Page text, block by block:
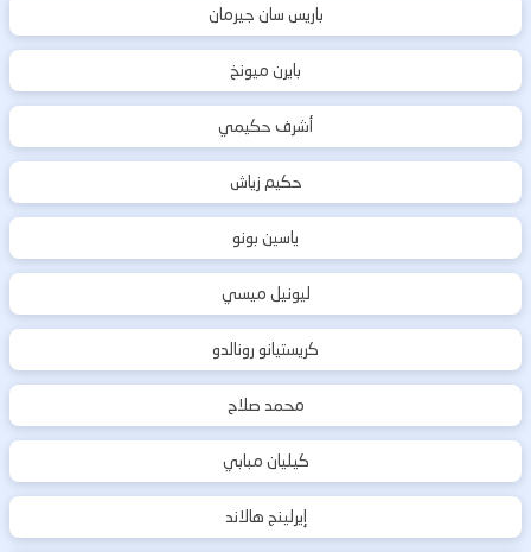
باريس سان جيرمان
بايرن ميونخ
أشرف حكيمي
حكيم زياش
ياسين بونو
ليونيل ميسي
كريستيانو رونالدو
محمد صلاح
كيليان مبابي
إيرلينج هالاند